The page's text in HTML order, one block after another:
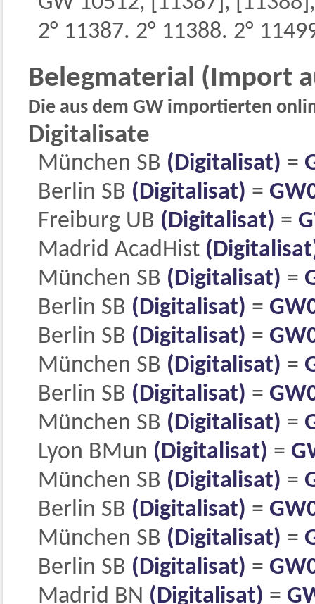
2° 11387. 2° 11388. 2°
Belegmaterial (Import
Die aus dem GW importierten
Digitalisate
München SB (Digitalisat) =
Berlin SB (Digitalisat) =
Freiburg UB (Digitalisat) =
Madrid AcadHist
München SB (Digitalisat) =
Berlin SB (Digitalisat) =
Berlin SB (Digitalisat) =
München SB (Digitalisat) =
Berlin SB (Digitalisat) =
München SB (Digitalisat) =
Lyon BMun (Digitalisat) =
München SB (Digitalisat) =
Berlin SB (Digitalisat) =
München SB (Digitalisat) =
Berlin SB (Digitalisat) =
Madrid BN (Digitalisat) =